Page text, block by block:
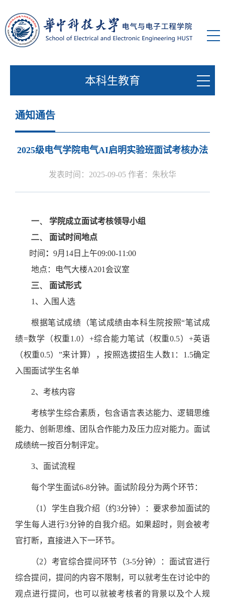
本科生教育
通知通告
2025级电气学院电气AI启明实验班面试考核办法
发表时间：2025-09-05 作者：朱秋华
一、 学院成立面试考核领导小组
二、
面试时间地点
时间 ： 9月 14 日上午09:00-11:00
地点：电气大楼A201 会议室
三、 面试形式
1 、入围人选
根据笔试成绩（笔试成绩由本科生院按照“笔试成
绩=数学（权重1.0） +综合能力笔试（权重0.5） +英语
（权重0.5）”来计算），按照选拔招生人数1 ： 1.5确定
入围面试学生名单
2、考核内容
考核学生综合素质，包含语言表达能力、逻辑思维
能力、创新思维、团队合作能力及压力应对能力。面试
成绩统一按百分制评定。
3、面试流程
每个学生面试6-8分钟。面试阶段分为两个环节：
（1 ）学生自我介绍（约3分钟）：要求参加面试的
学生每人进行3分钟的自我介绍。如果超时，则会被考
官打断，直接进入下一环节。
（2）考官综合提问环节（3-5分钟）：面试官进行
综合提问，提问的内容不限制，可以就考生在讨论中的
观点进行提问，也可以就被考核者的背景以及个人规